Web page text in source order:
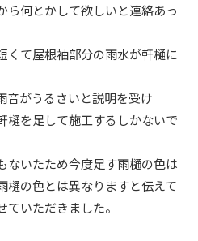
ら何とかして欲しいと連絡あっ
くて屋根袖部分の雨水が軒樋に
音がうるさいと説明を受け
樋を足して施工するしかないで
ないたため今度足す雨樋の色は
樋の色とは異なりますと伝えて
いただきました。